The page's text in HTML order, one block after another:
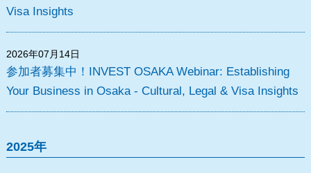
Visa Insights
2026年07月14日
参加者募集中！INVEST OSAKA Webinar: Establishing
Your Business in Osaka - Cultural, Legal & Visa Insights
2025年